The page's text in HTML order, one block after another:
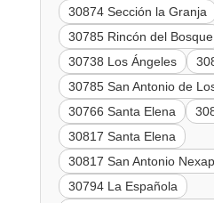
30874 Sección la Granja
30785 Rincón del Bosque
30738 Los Ángeles
30785 San Antonio de
30766 Santa Elena
30817 Santa Elena
30817 San Antonio
30794 La Española